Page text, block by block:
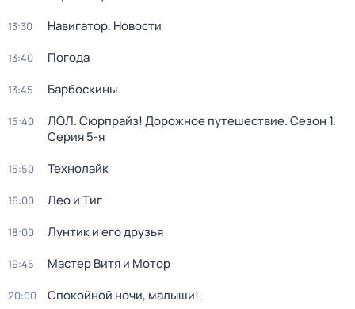
13:30 Навигатор. Новости
13:40 Погода
13:45 Барбоскины
15:40 ЛОЛ. Сюрпрайз! Дорожное путешествие. Сезон 1.
Серия 5-я
15:50 Технолайк
16:00 Лео и Тиг
18:00 Лунтик и его друзья
19:45 Мастер Витя и Мотор
20:00 Спокойной ночи, малыши!